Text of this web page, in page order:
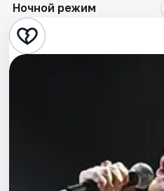
Театр
Стендап
Ночной режим